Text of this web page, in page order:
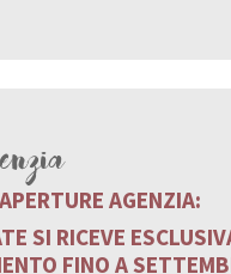
AGENZIA:
SI RICEVE
FINO A